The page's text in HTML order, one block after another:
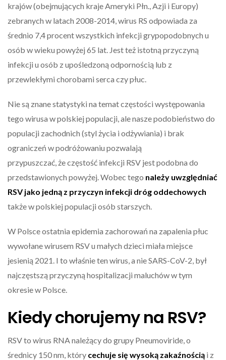
krajów (obejmujących kraje Ameryki Płn., Azji i Europy)
zebranych w latach 2008-2014, wirus RS odpowiada za
średnio 7,4 procent wszystkich infekcji grypopodobnych u
osób w wieku powyżej 65 lat. Jest też istotną przyczyną
infekcji u osób z upośledzoną odpornością lub z
przewlekłymi chorobami serca czy płuc.
Nie są znane statystyki na temat częstości występowania
tego wirusa w polskiej populacji, ale nasze podobieństwo do
populacji zachodnich (styl życia i odżywiania) i brak
ograniczeń w podróżowaniu pozwalają
przypuszczać, że częstość infekcji RSV jest podobna do
przedstawionych powyżej. Wobec tego należy uwzględniać
RSV jako jedną z przyczyn infekcji dróg oddechowych
także w polskiej populacji osób starszych.
W Polsce ostatnia epidemia zachorowań na zapalenia płuc
wywołane wirusem RSV u małych dzieci miała miejsce
jesienią 2021. I to właśnie ten wirus, a nie SARS-CoV-2, był
najczęstszą przyczyną hospitalizacji maluchów w tym
okresie w Polsce.
Kiedy chorujemy na RSV?
RSV to wirus RNA należący do grupy Pneumoviride, o
średnicy 150 nm, który cechuje się wysoką zakaźnością i z